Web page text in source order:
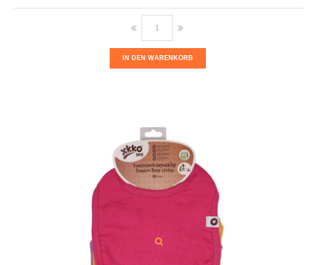
IN DEN WARENKORB